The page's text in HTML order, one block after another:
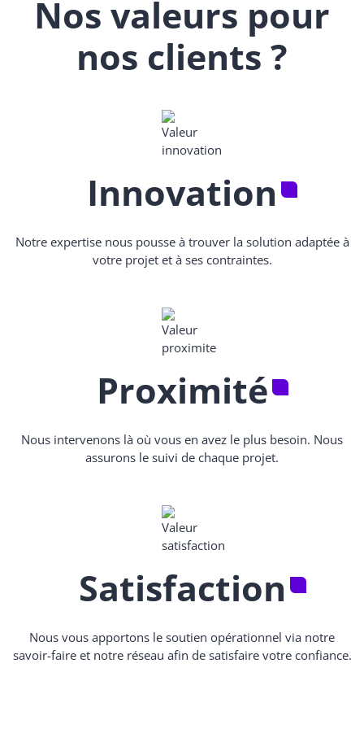
Nos valeurs pour
nos clients ?
Innovation
Notre expertise nous pousse à trouver la solution adaptée à
votre projet et à ses contraintes.
Proximité
Nous intervenons là où vous en avez le plus besoin. Nous
assurons le suivi de chaque projet.
Satisfaction
Nous vous apportons le soutien opérationnel via notre
savoir-faire et notre réseau afin de satisfaire votre confiance.